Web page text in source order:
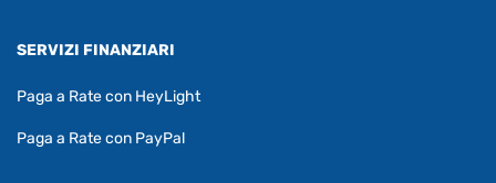
SERVIZI FINANZIARI
Paga a Rate con HeyLight
Paga a Rate con PayPal